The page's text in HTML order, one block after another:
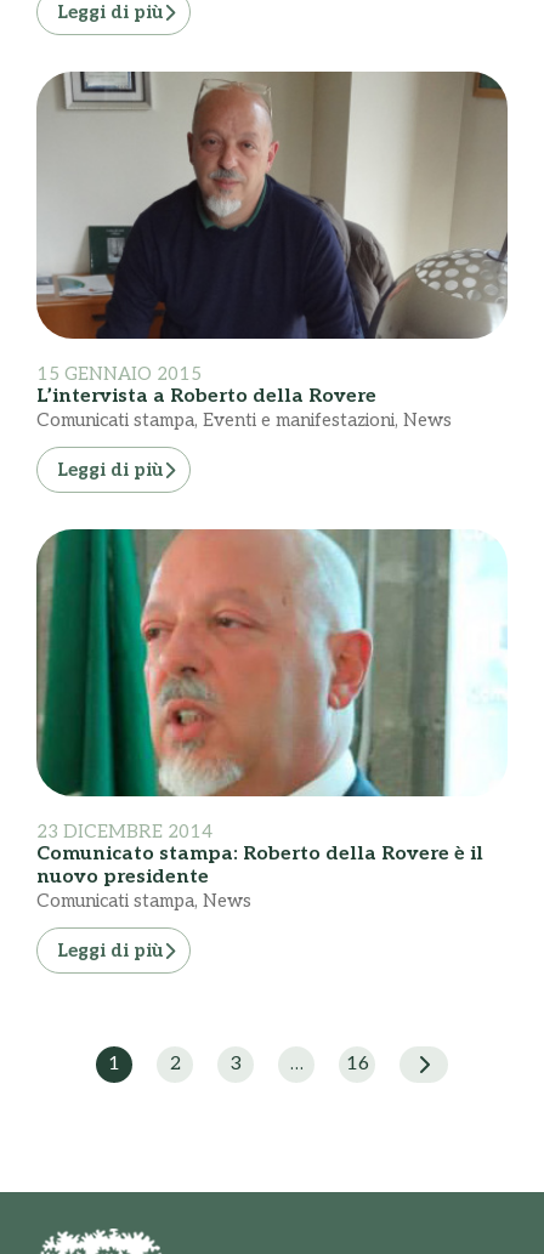
Leggi di più
15 GENNAIO 2015
L’intervista a Roberto della Rovere
Comunicati stampa, Eventi e manifestazioni, News
Leggi di più
23 DICEMBRE 2014
Comunicato stampa: Roberto della Rovere è il
nuovo presidente
Comunicati stampa, News
Leggi di più
1 2 3 … 16